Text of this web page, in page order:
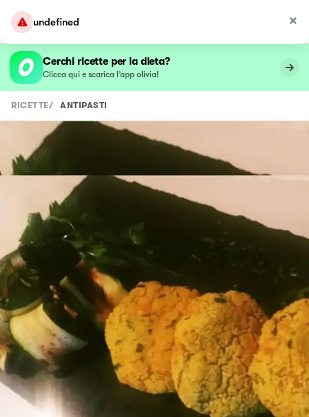
undefined
Cerchi ricette per la dieta?
Clicca qui e scarica l’app olivia!
RICETTE/ ANTIPASTI